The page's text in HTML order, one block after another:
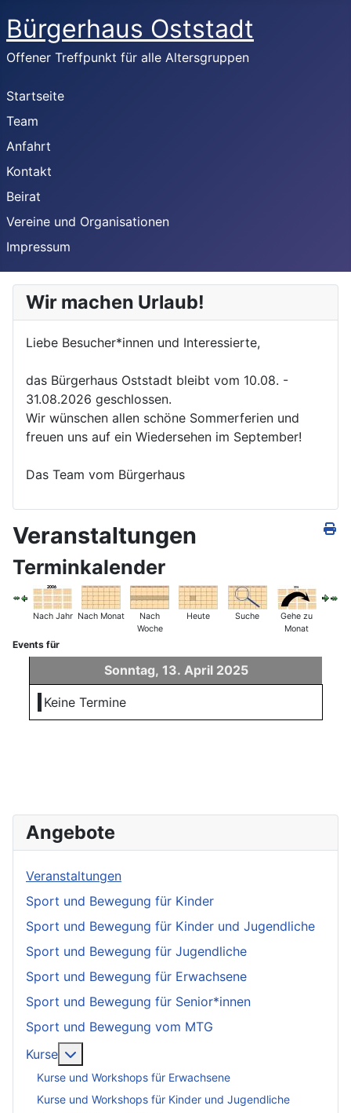
Bürgerhaus Oststadt
Offener Treffpunkt für alle Altersgruppen
Startseite
Team
Anfahrt
Kontakt
Beirat
Vereine und Organisationen
Impressum
Wir machen Urlaub!
Liebe Besucher*innen und Interessierte,
das Bürgerhaus Oststadt bleibt vom 10.08. -
31.08.2026 geschlossen.
Wir wünschen allen schöne Sommerferien und
freuen uns auf ein Wiedersehen im September!
Das Team vom Bürgerhaus
Veranstaltungen
Terminkalender
Nach Jahr Nach Monat
Nach
Woche
Heute Suche
Gehe zu
Monat
Events für
Sonntag, 13. April 2025
Keine Termine
Angebote
Veranstaltungen
Sport und Bewegung für Kinder
Sport und Bewegung für Kinder und Jugendliche
Sport und Bewegung für Jugendliche
Sport und Bewegung für Erwachsene
Sport und Bewegung für Senior*innen
Sport und Bewegung vom MTG
Kurse
Kurse und Workshops für Erwachsene
Kurse und Workshops für Kinder und Jugendliche